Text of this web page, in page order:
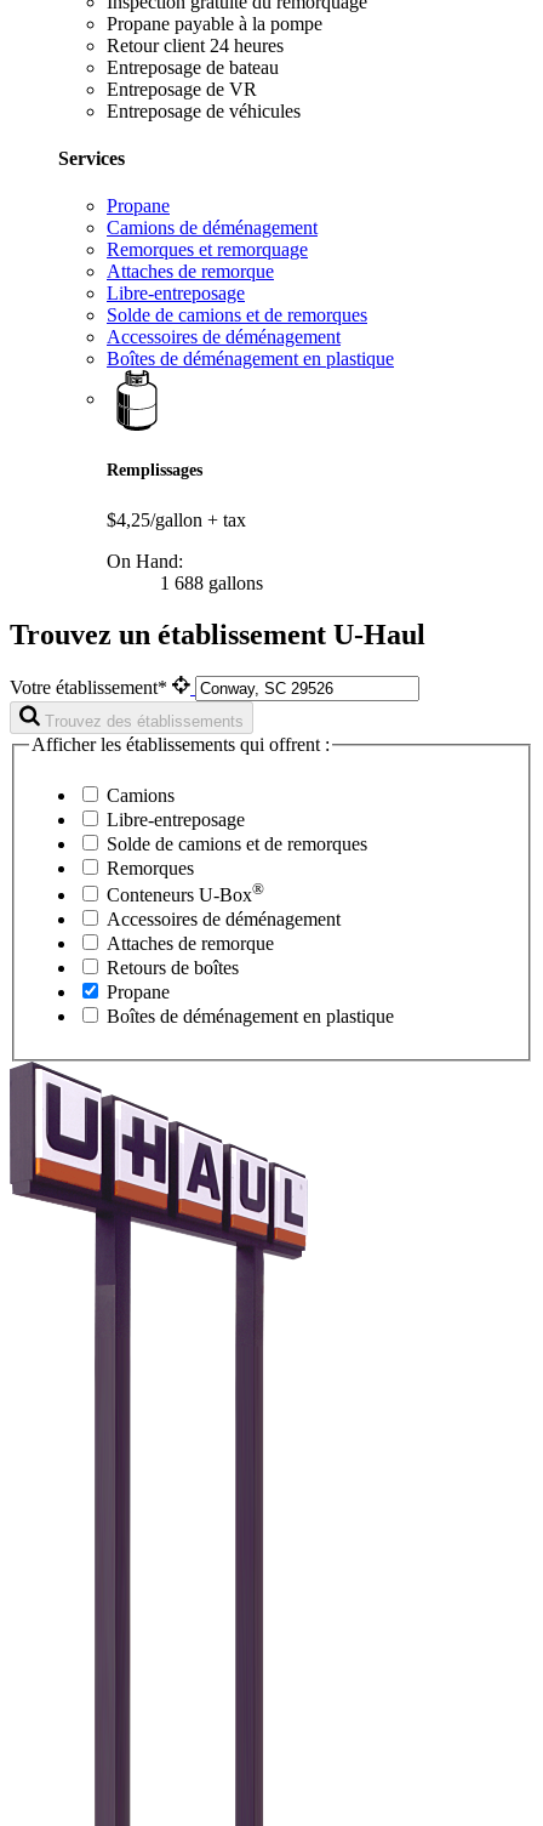
Propane payable à la pompe
Retour client 24 heures
Entreposage de bateau
Entreposage de VR
Entreposage de véhicules
Services
Propane
Camions de déménagement
Remorques et remorquage
Attaches de remorque
Libre-entreposage
Solde de camions et de remorques
Accessoires de déménagement
Boîtes de déménagement en plastique
Remplissages
$4,25/gallon + tax
On Hand:
1 688 gallons
Trouvez un établissement U-Haul
Votre établissement*
Trouvez des établissements
Afficher les établissements qui offrent :
Camions
Libre-entreposage
Solde de camions et de remorques
Remorques
Conteneurs U-Box®
Accessoires de déménagement
Attaches de remorque
Retours de boîtes
Propane
Boîtes de déménagement en plastique